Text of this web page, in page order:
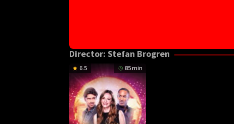
Director: Stefan Brogren
6.5 85 min